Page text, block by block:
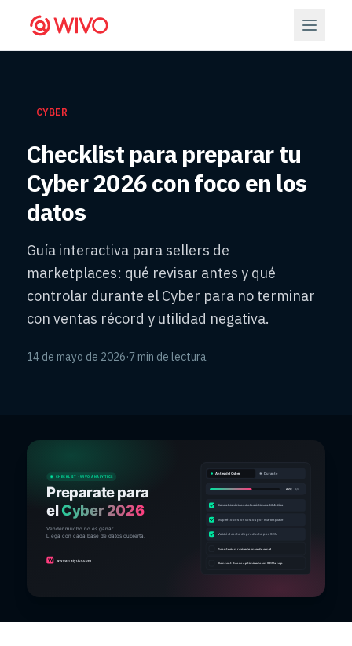
CYBER
Checklist para preparar tu
Cyber 2026 con foco en los
datos
Guía interactiva para sellers de
marketplaces: qué revisar antes y qué
controlar durante el Cyber para no terminar
con ventas récord y utilidad negativa.
14 de mayo de 2026·7 min de lectura